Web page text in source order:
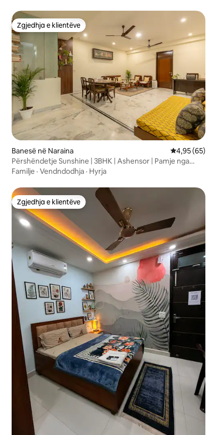
Zgjedhja e klientëve
Zgjedhja e klientëve
Banesë në Naraina Vlerësimi
4,95 (65)
Përshëndetje Sunshine | 3BHK | Ashensor | Pamje nga
gjelbërimi | DEL
Familje · Vendndodhja · Hyrja
Zgjedhja e klientëve
Zgjedhja e klientëve